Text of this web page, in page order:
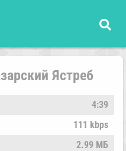
Ястреб
4:39
111 kbps
2.99 МБ